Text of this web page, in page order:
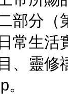
部分（
常生活
、靈修